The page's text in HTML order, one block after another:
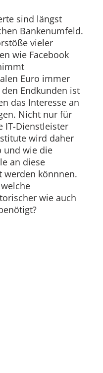
sind längst
Bankenumfeld.
vieler
wie Facebook
Euro immer
Endkunden ist
das Interesse an
Nicht nur für
IT-Dienstleister
wird daher
und wie die
an diese
werden könnnen.
wie auch